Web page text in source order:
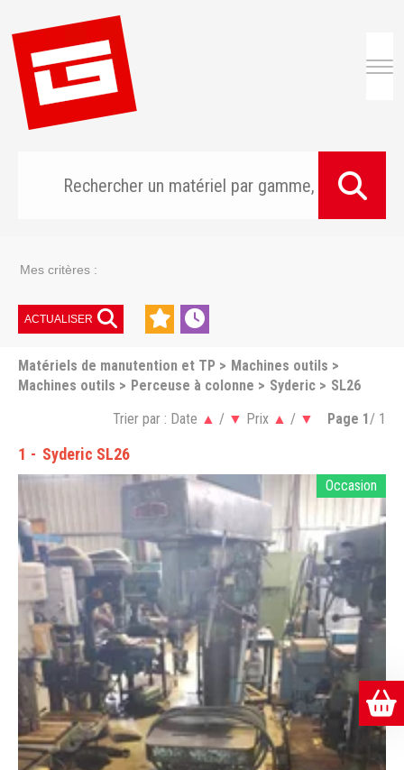
Mes critères :
ACTUALISER
Matériels de manutention et TP
Machines outils
Machines outils
Perceuse à colonne Syderic SL26
1 Syderic SL26
Trier par : Date ▲ / ▼ Prix ▲ / ▼ Page 1/ 1
Occasion